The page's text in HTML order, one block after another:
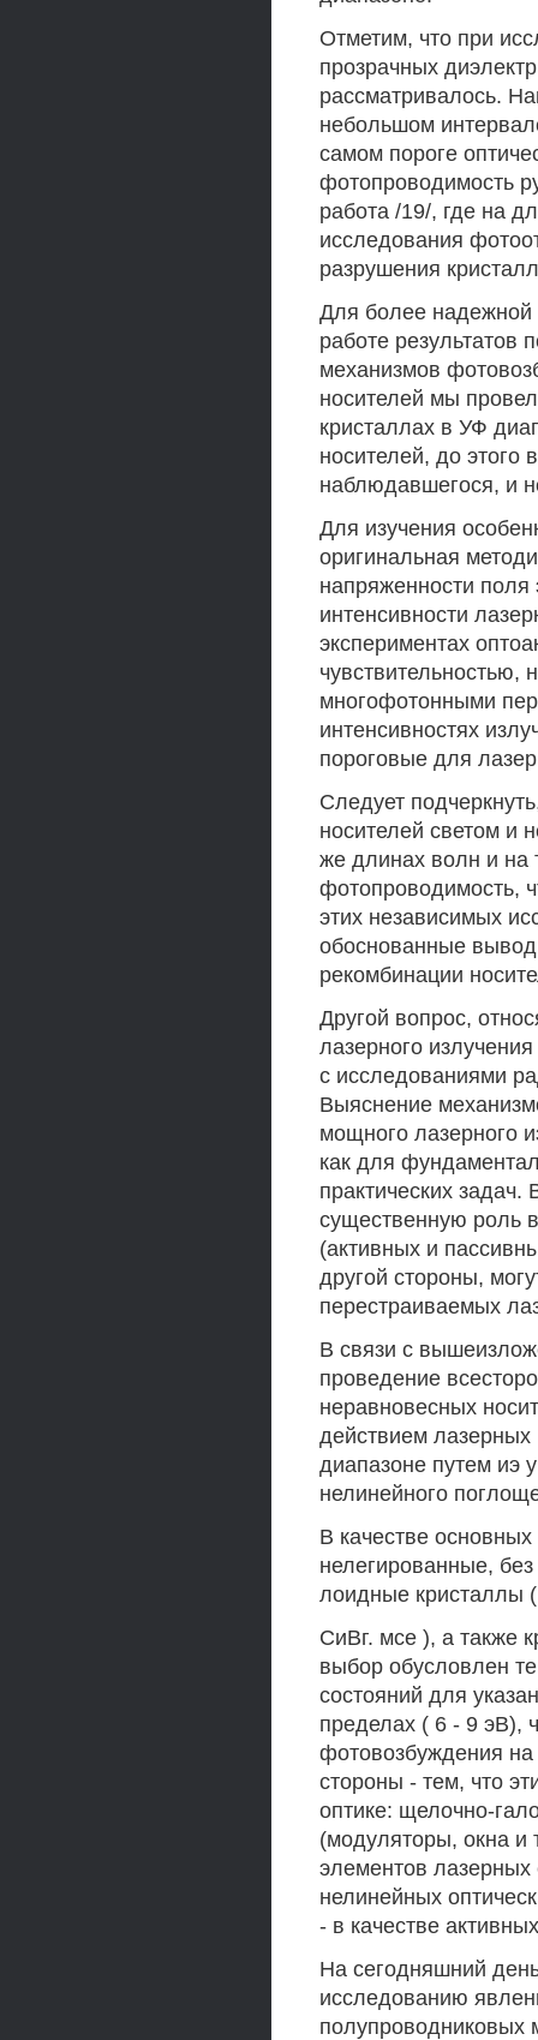
Отметим, что при
прозрачных
рассматривалось.
небольшом
самом пороге
фотопроводимость
работа /19/, где на
исследования
разрушения
Для более надежной
работе результатов
механизмов
носителей мы
кристаллах в УФ
носителей, до этого
наблюдавшегося, и
Для изучения
оригинальная
напряженности поля
интенсивности
экспериментах
чувствительностью,
многофотонными
интенсивностях
пороговые для
Следует
носителей светом и
же длинах волн и на
фотопроводимость,
этих независимых
обоснованные
рекомбинации
Другой вопрос,
лазерного
с исследованиями
Выяснение
мощного лазерного
как для
практических задач.
существенную роль
(активных и
другой стороны,
перестраиваемых
В связи с
проведение
неравновесных
действием лазерных
диапазоне путем иэ
нелинейного
В качестве
нелегированные,
лоидные кристаллы
СиВг. мсе ), а также
выбор обусловлен
состояний для
пределах ( 6 - 9 эВ),
фотовозбуждения на
стороны - тем, что
оптике: щелочно-
(модуляторы, окна и
элементов
нелинейных
- в качестве
На сегодняшний
исследованию
полупроводниковых